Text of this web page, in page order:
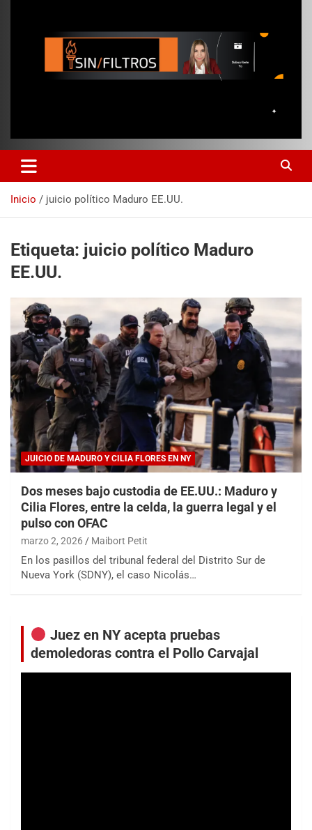
Inicio juicio político Maduro EE.UU.
Etiqueta: juicio político Maduro
EE.UU.
JUICIO DE MADURO Y CILIA FLORES EN NY
Dos meses bajo custodia de EE.UU.: Maduro y
Cilia Flores, entre la celda, la guerra legal y el
pulso con OFAC
marzo 2, 2026 Maibort Petit
En los pasillos del tribunal federal del Distrito Sur de
Nueva York (SDNY), el caso Nicolás…
Juez en NY acepta pruebas
demoledoras contra el Pollo Carvajal